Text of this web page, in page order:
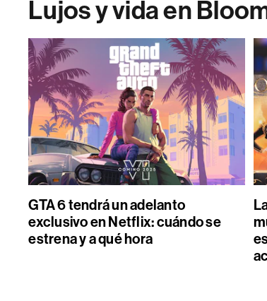
Lujos y vida en
GTA 6 tendrá un adelanto
exclusivo en Netflix: cuándo se
estrena y a qué hora